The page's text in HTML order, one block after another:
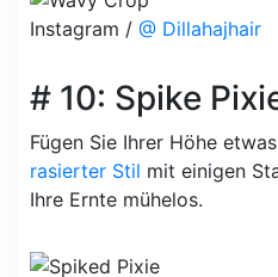
Instagram / @ Dillahajhair
# 10: Spike
Fügen Sie Ihrer Höhe
rasierter Stil mit einigen
Ihre Ernte mühelos.